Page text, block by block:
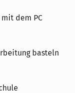
dem PC
basteln